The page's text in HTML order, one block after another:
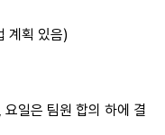
계획 있음)
일은 팀원 합의 하에 결